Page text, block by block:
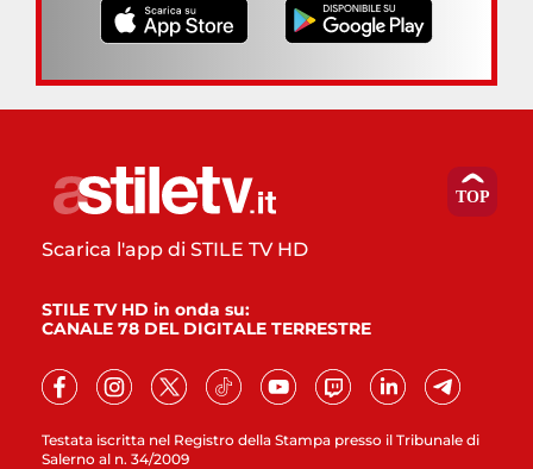
Testata iscritta nel Registro della Stampa presso il Tribunale di
Salerno al n. 34/2009
Scarica l'app di STILE TV HD
STILE TV HD in onda su:
CANALE 78 DEL DIGITALE TERRESTRE